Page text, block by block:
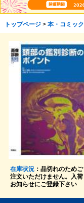
トップページ> 本・コミック
在庫状況：品切れのためご
注文いただけません。入荷
お知らせにご登録下さい